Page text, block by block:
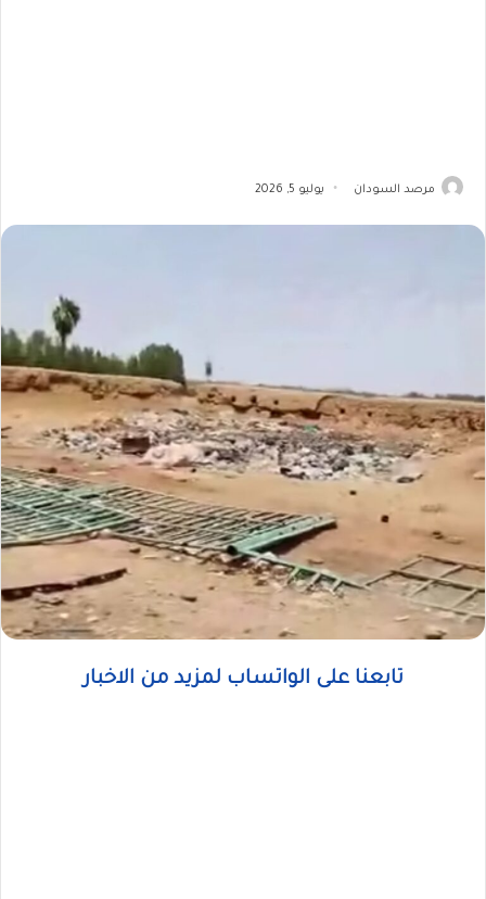
مرصد السودان يوليو 5, 2026
تابعنا على الواتساب لمزيد من الاخبار